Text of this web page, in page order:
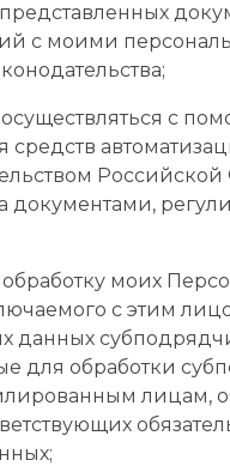
с моими
с
документами,
моих
с этим
данных
для обработки
лицам,